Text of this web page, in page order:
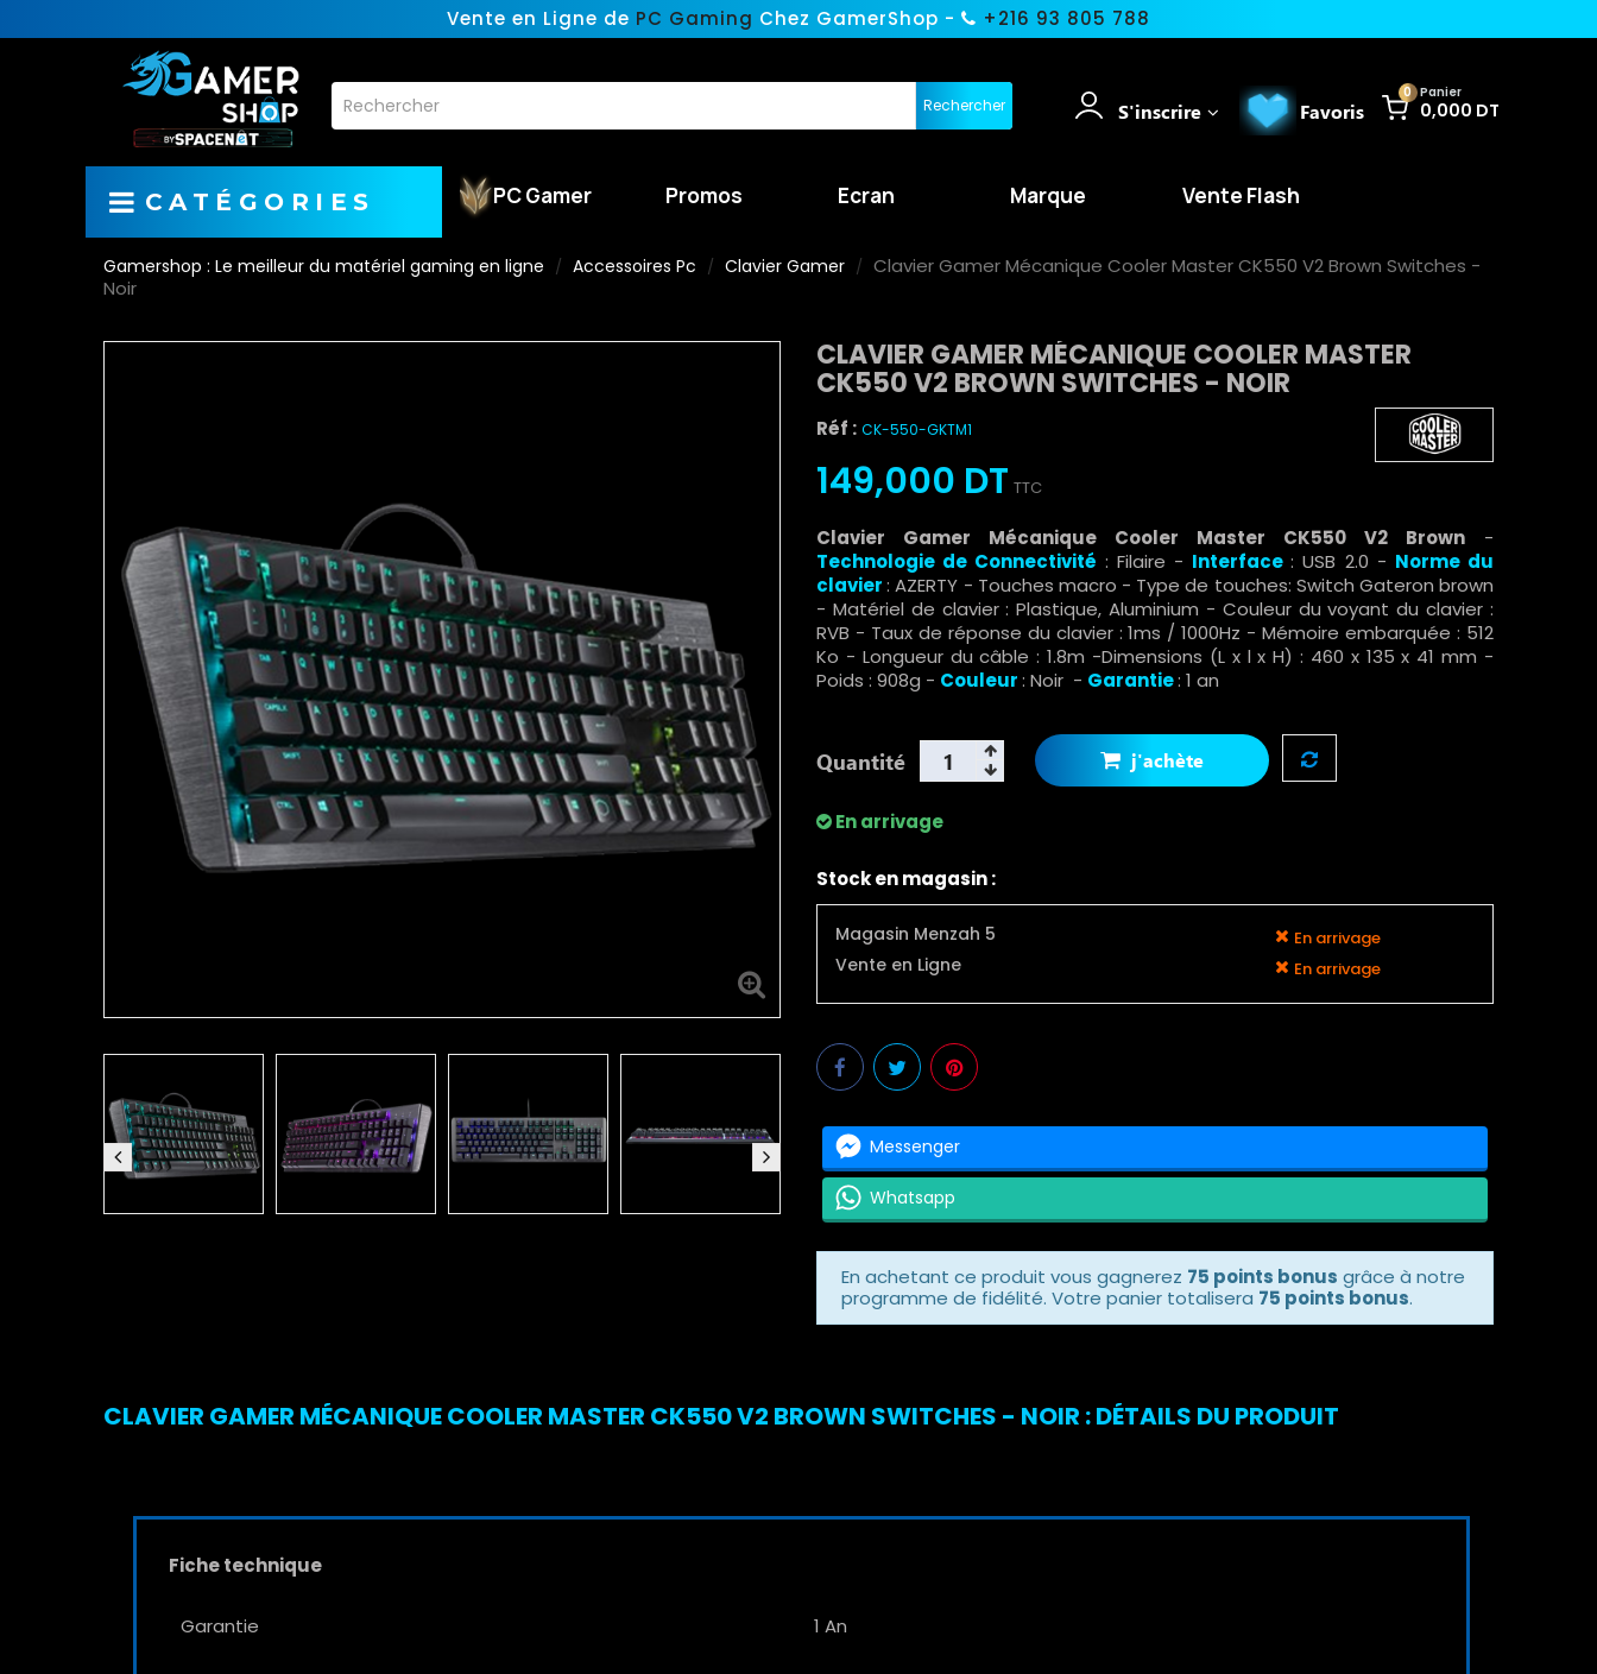
Vente en Ligne de PC Gaming Chez GamerShop - +216 93 805 788
Rechercher
0 Panier
0,000 DT
Favoris
S'inscrire
CATÉGORIES PC Gamer Promos Ecran Marque Vente Flash
Gamershop : Le meilleur du matériel gaming en ligne Accessoires Pc Clavier Gamer
Clavier Gamer Mécanique Cooler Master CK550 V2 Brown Switches -
Noir
CLAVIER GAMER MÉCANIQUE COOLER MASTER
CK550 V2 BROWN SWITCHES - NOIR
Réf : CK-550-GKTM1
149,000 DT TTC
Clavier Gamer Mécanique Cooler Master CK550 V2 Brown -
Technologie de Connectivité : Filaire - Interface: USB 2.0 - Norme du
clavier: AZERTY - Touches macro - Type de touches: Switch Gateron brown
- Matériel de clavier : Plastique, Aluminium - Couleur du voyant du clavier :
RVB - Taux de réponse du clavier : 1ms / 1000Hz - Mémoire embarquée : 512
Ko - Longueur du câble : 1.8m -Dimensions (L x l x H) : 460 x 135 x 41 mm -
Poids : 908g - Couleur: Noir - Garantie: 1 an
Quantité j'achète
En arrivage
Stock en magasin :
Magasin Menzah 5 En arrivage
Vente en Ligne En arrivage
Messenger
Whatsapp
En achetant ce produit vous gagnerez 75 points bonus grâce à notre
programme de fidélité. Votre panier totalisera 75 points bonus.
CLAVIER GAMER MÉCANIQUE COOLER MASTER CK550 V2 BROWN SWITCHES - NOIR : DÉTAILS DU PRODUIT
Fiche technique
Garantie 1 An